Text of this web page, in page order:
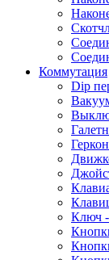
Коммутация
Dip
Ключ -